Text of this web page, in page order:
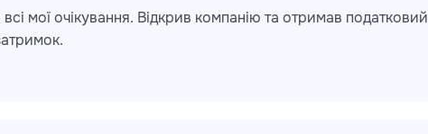
мої очікування. Відкрив компанію та отримав податковий